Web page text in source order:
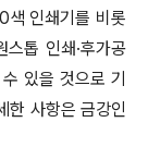
색 인쇄기를 비롯
톱 인쇄·후가공
있을 것으로 기
한 사항은 금강인